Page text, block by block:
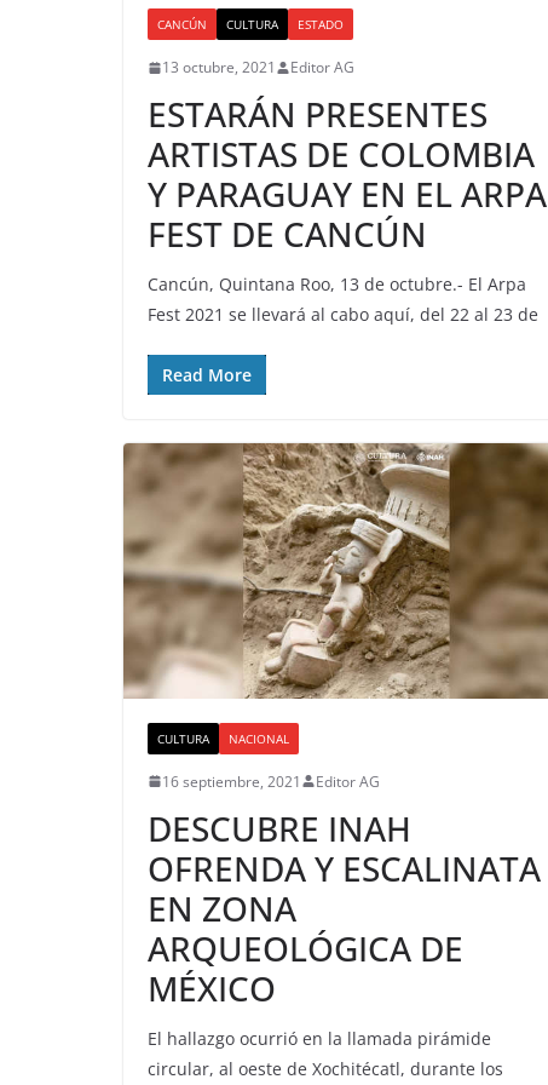
CANCÚN CULTURA ESTADO
13 octubre, 2021 Editor AG
ESTARÁN PRESENTES
ARTISTAS DE COLOMBIA
Y PARAGUAY EN EL ARPA
FEST DE CANCÚN
Cancún, Quintana Roo, 13 de octubre.- El Arpa
Fest 2021 se llevará al cabo aquí, del 22 al 23 de
Read More
CULTURA NACIONAL
16 septiembre, 2021 Editor AG
DESCUBRE INAH
OFRENDA Y ESCALINATA
EN ZONA
ARQUEOLÓGICA DE
MÉXICO
El hallazgo ocurrió en la llamada pirámide
circular, al oeste de Xochitécatl, durante los